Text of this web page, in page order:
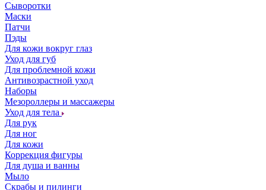
Сыворотки
Маски
Патчи
Пэды
Для кожи вокруг глаз
Уход для губ
Для проблемной кожи
Антивозрастной уход
Наборы
Мезороллеры и массажеры
Уход для тела
Для рук
Для ног
Для кожи
Коррекция фигуры
Для душа и ванны
Мыло
Скрабы и пилинги